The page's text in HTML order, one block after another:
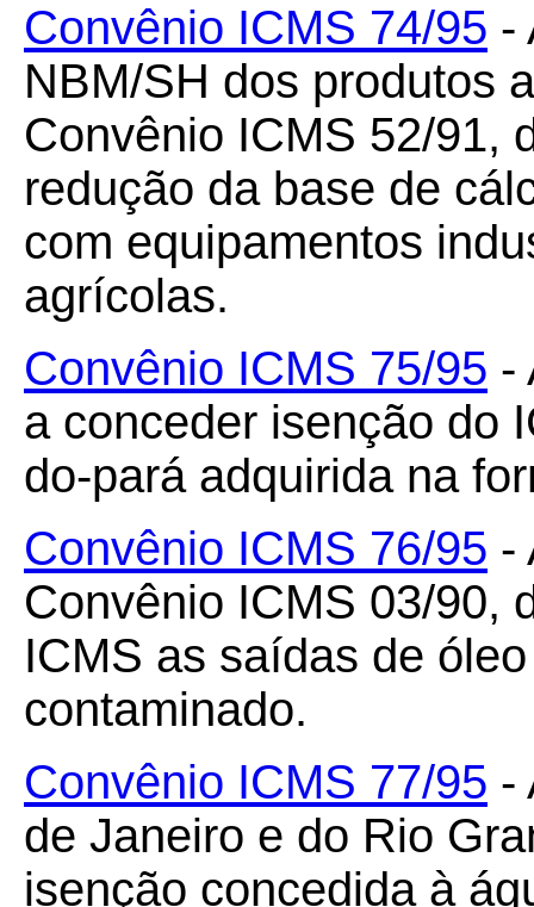
Convênio ICMS 74/95 -
NBM/SH dos produtos
Convênio ICMS 52/91,
redução da base de
com equipamentos
agrícolas.
Convênio ICMS 75/95 -
a conceder isenção do
do-pará adquirida na
Convênio ICMS 76/95 -
Convênio ICMS 03/90,
ICMS as saídas de
contaminado.
Convênio ICMS 77/95 -
de Janeiro e do Rio
isenção concedida à